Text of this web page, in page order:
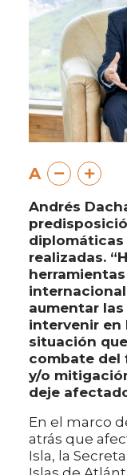
A
Andrés
realizadas.
aumentar
intervenir en
situación
combate del
y/o
deje
En el marco
atrás que
Isla, la